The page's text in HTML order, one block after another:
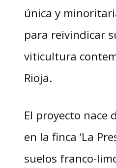
única y
para reivindicar
viticultura
Rioja.
El proyecto nace
en la finca ‘La
suelos franco-